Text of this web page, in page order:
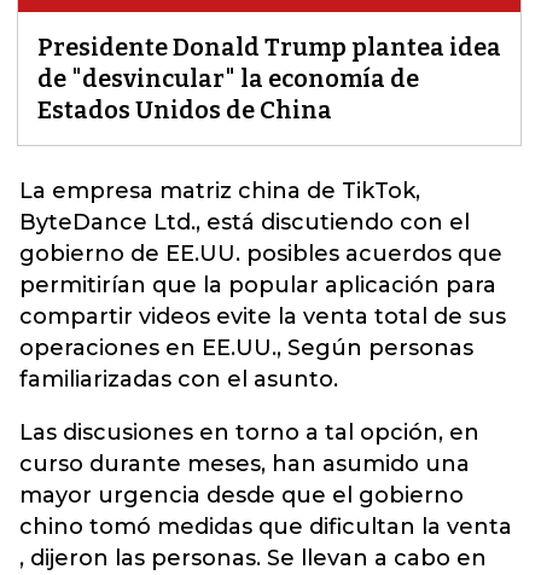
Presidente Donald Trump plantea idea
de "desvincular" la economía de
Estados Unidos de China
La empresa matriz china de TikTok,
ByteDance Ltd., está discutiendo con el
gobierno de EE.UU. posibles acuerdos que
permitirían que la popular aplicación para
compartir videos evite la venta total de sus
operaciones en EE.UU., Según personas
familiarizadas con el asunto.
Las discusiones en torno a tal opción, en
curso durante meses, han asumido una
mayor urgencia desde que el gobierno
chino tomó medidas que dificultan la venta
, dijeron las personas. Se llevan a cabo en